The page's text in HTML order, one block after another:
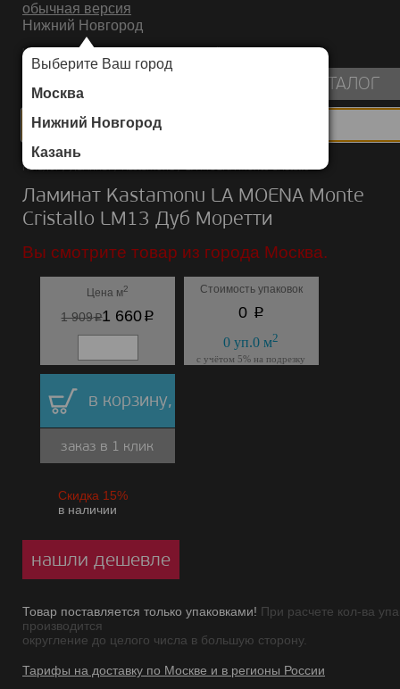
обычная версия
Нижний Новгород
Выберите Ваш город
Москва
Нижний Новгород
Казань
ИНТЕРНЕТ-МАГАЗИН НАПОЛЬНЫХ ПОКРЫТИЙ
КАТАЛОГ
Каталог/Ламинат/Kastamonu/LA MOENA Monte Cristallo
Ламинат Kastamonu LA MOENA Monte
Cristallo LM13 Дуб Моретти
Вы смотрите товар из города Москва.
Цена м2
1 909p1 660p
Стоимость упаковок
0 p
0 уп.0 м2
с учётом 5% на подрезку
в корзину,
заказ в 1 клик
Скидка 15%
в наличии
нашли дешевле
Товар поставляется только упаковками! При расчете кол-ва
производится
округление до целого числа в большую сторону.
Тарифы на доставку по Москве и в регионы России